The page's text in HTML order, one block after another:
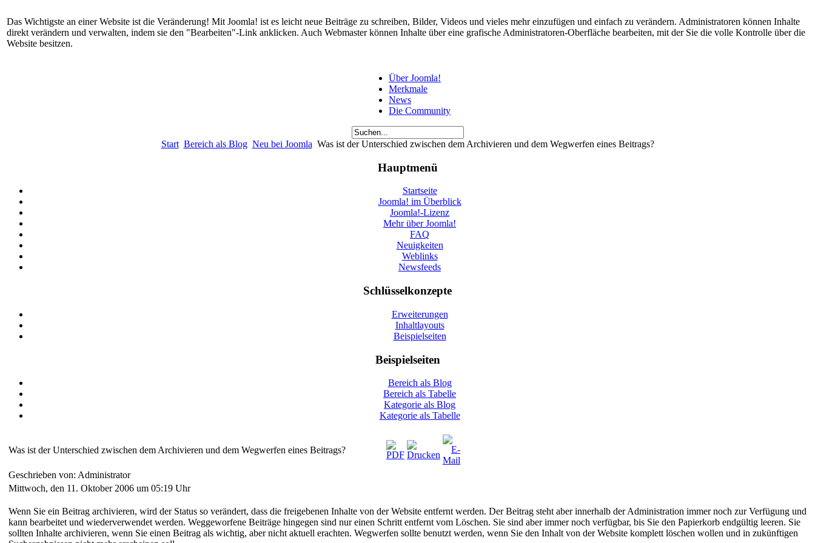
Das Wichtigste an einer Website ist die Veränderung! Mit Joomla! ist es leicht neue Beiträge zu schreiben, Bilder, Videos und vieles mehr einzufügen und einfach zu verändern. Administratoren können Inhalte
direkt verändern und verwalten, indem sie den "Bearbeiten"-Link anklicken. Auch Webmaster können Inhalte über eine grafische Administratoren-Oberfläche bearbeiten, mit der Sie die volle Kontrolle über die
Website besitzen.
Über Joomla!
Merkmale
News
Die Community
Start Bereich als Blog Neu bei Joomla Was ist der Unterschied zwischen dem Archivieren und dem Wegwerfen eines Beitrags?
Hauptmenü
Startseite
Joomla! im Überblick
Joomla!-Lizenz
Mehr über Joomla!
FAQ
Neuigkeiten
Weblinks
Newsfeeds
Schlüsselkonzepte
Erweiterungen
Inhaltlayouts
Beispielseiten
Beispielseiten
Bereich als Blog
Bereich als Tabelle
Kategorie als Blog
Kategorie als Tabelle
Was ist der Unterschied zwischen dem Archivieren und dem Wegwerfen eines Beitrags?
Geschrieben von: Administrator
Mittwoch, den 11. Oktober 2006 um 05:19 Uhr
Wenn Sie ein Beitrag archivieren, wird der Status so verändert, dass die freigebenen Inhalte von der Website entfernt werden. Der Beitrag steht aber innerhalb der Administration immer noch zur Verfügung und
kann bearbeitet und wiederverwendet werden. Weggeworfene Beiträge hingegen sind nur einen Schritt entfernt vom Löschen. Sie sind aber immer noch verfügbar, bis Sie den Papierkorb endgültig leeren. Sie
sollten Inhalte archivieren, wenn Sie einen Beitrag als wichtig, aber nicht aktuell erachten. Wegwerfen sollte benutzt werden, wenn Sie den Inhalt von der Website komplett löschen wollen und in zukünftigen